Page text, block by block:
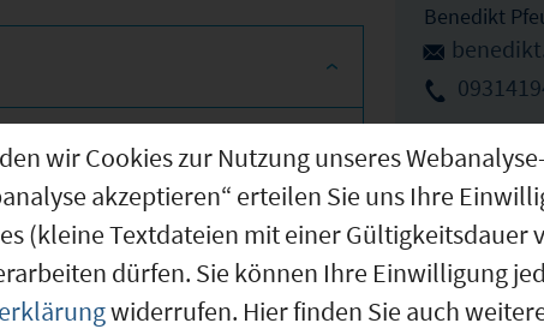
Benedikt
Elka Ivanova
wir Cookies zur Nutzung unseres
akzeptieren“ erteilen Sie uns Ihre
(kleine Textdateien mit einer Gültigkeitsdauer
dürfen. Sie können Ihre Einwilligung
widerrufen. Hier finden Sie auch